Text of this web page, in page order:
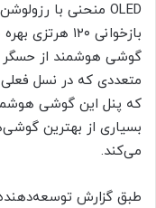
بازخوانی ۱۲۰
گوشی هوشمند از حسگر
متعددی که در نسل
بسیاری از بهترین
می‌کند.